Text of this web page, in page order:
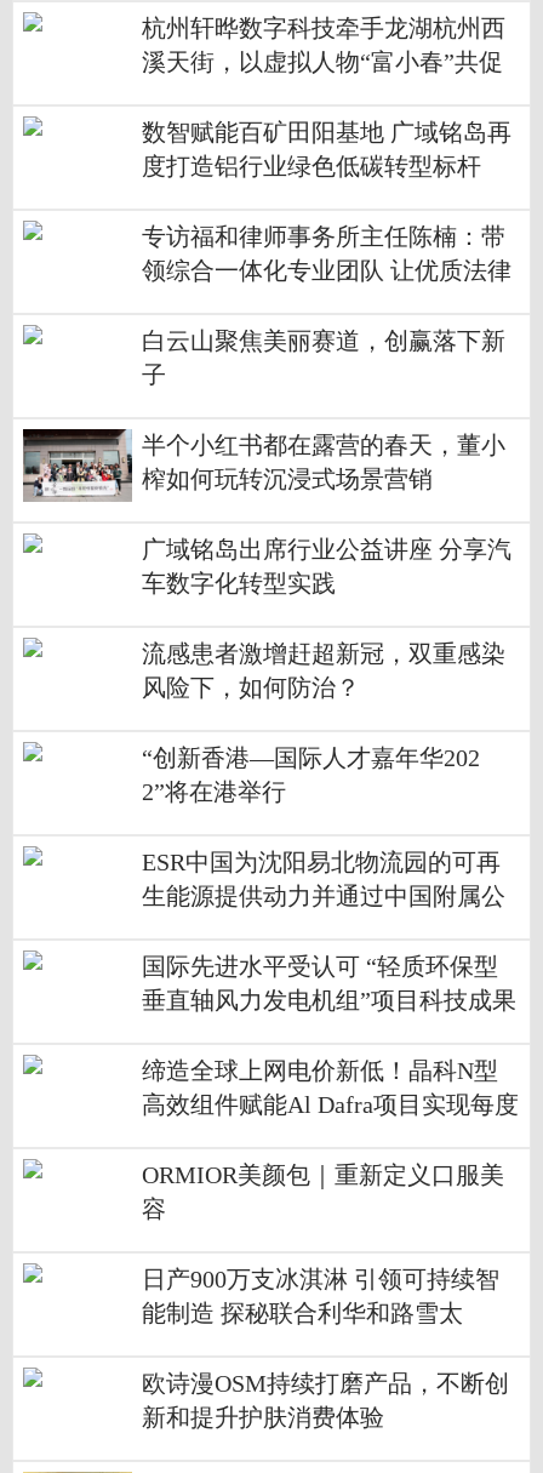
杭州轩晔数字科技牵手龙湖杭州西
溪天街，以虚拟人物“富小春”共促
数智赋能百矿田阳基地 广域铭岛再
度打造铝行业绿色低碳转型标杆
专访福和律师事务所主任陈楠：带
领综合一体化专业团队 让优质法律
白云山聚焦美丽赛道，创赢落下新
子
半个小红书都在露营的春天，董小
榨如何玩转沉浸式场景营销
广域铭岛出席行业公益讲座 分享汽
车数字化转型实践
流感患者激增赶超新冠，双重感染
风险下，如何防治？
“创新香港—国际人才嘉年华202
2”将在港举行
ESR中国为沈阳易北物流园的可再
生能源提供动力并通过中国附属公
国际先进水平受认可 “轻质环保型
垂直轴风力发电机组”项目科技成果
缔造全球上网电价新低！晶科N型
高效组件赋能Al Dafra项目实现每度
ORMIOR美颜包｜重新定义口服美
容
日产900万支冰淇淋 引领可持续智
能制造 探秘联合利华和路雪太
欧诗漫OSM持续打磨产品，不断创
新和提升护肤消费体验